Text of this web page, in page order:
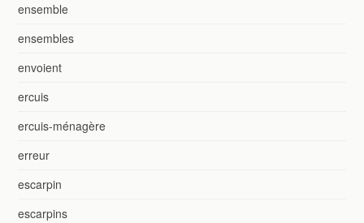
ensemble
ensembles
envoient
ercuis
ercuis-ménagère
erreur
escarpin
escarpins